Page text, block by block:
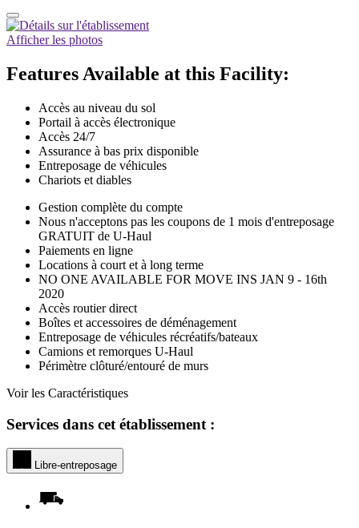
Afficher les photos
Features Available at this Facility:
Accès au niveau du sol
Portail à accès électronique
Accès 24/7
Assurance à bas prix disponible
Entreposage de véhicules
Chariots et diables
Gestion complète du compte
Nous n'acceptons pas les coupons de 1 mois d'entreposage
GRATUIT de U-Haul
Paiements en ligne
Locations à court et à long terme
NO ONE AVAILABLE FOR MOVE INS JAN 9 - 16th
2020
Accès routier direct
Boîtes et accessoires de déménagement
Entreposage de véhicules récréatifs/bateaux
Camions et remorques U-Haul
Périmètre clôturé/entouré de murs
Voir les Caractéristiques
Services dans cet établissement :
Libre-entreposage